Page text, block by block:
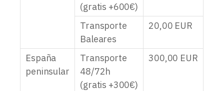
(gratis +600€)
Transporte
Baleares
20,00 EUR
España
peninsular
Transporte
48/72h
(gratis +300€)
300,00 EUR